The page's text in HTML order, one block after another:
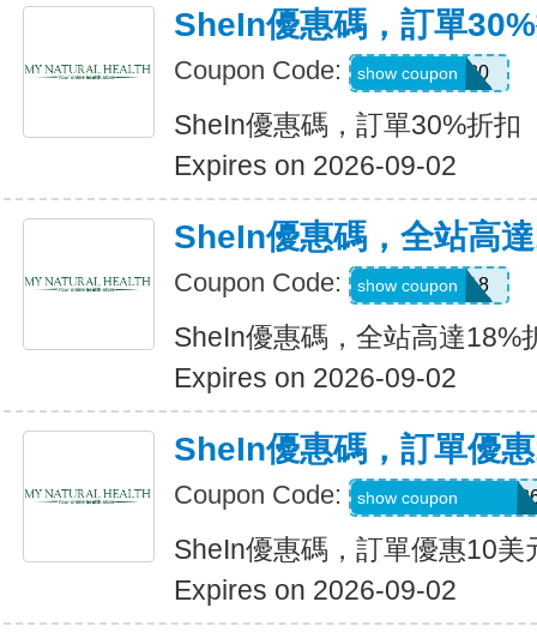
SheIn優惠碼，訂單
Coupon Code: newonly30
show coupon
SheIn優惠碼，訂單30%折扣
Expires on 2026-09-02
SheIn優惠碼，全站高
Coupon Code: MAY0B18
show coupon
SheIn優惠碼，全站高達18%
Expires on 2026-09-02
SheIn優惠碼，訂單優
Coupon Code: show coupon
SheIn優惠碼，訂單優惠10美
Expires on 2026-09-02